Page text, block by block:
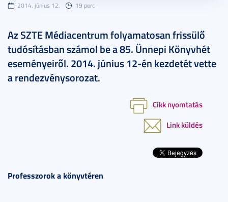
2014. június 12. 19 perc
Az SZTE Médiacentrum folyamatosan frissülő
tudósításban számol be a 85. Ünnepi Könyvhét
eseményeiről. 2014. június 12-én kezdetét vette
a rendezvénysorozat.
Cikk nyomtatás
Link küldés
Professzorok a könyvtéren